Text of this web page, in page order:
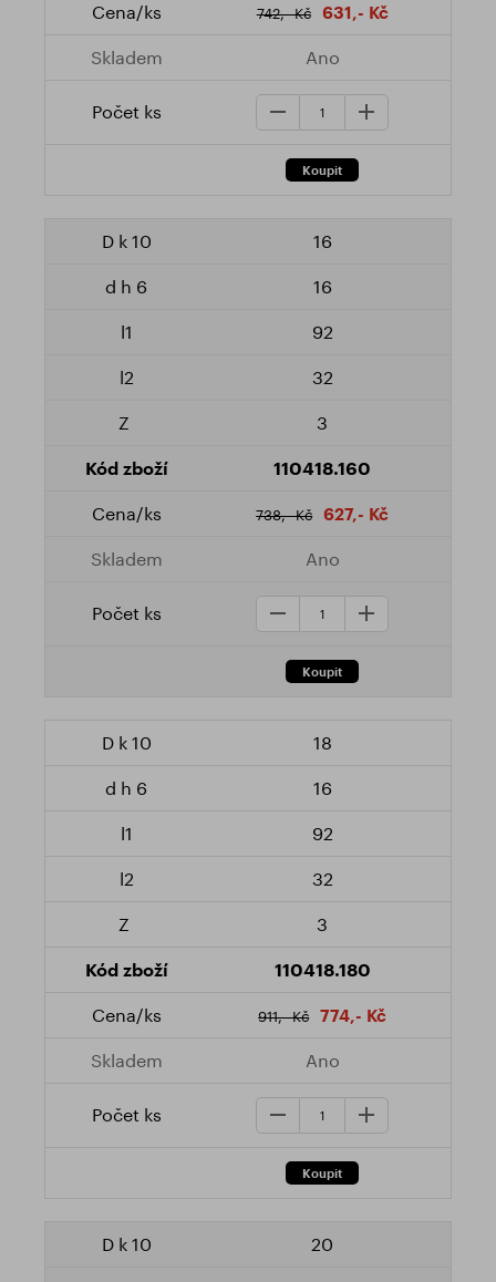
742,- Kč 631,- Kč
Ano
16
16
92
32
3
110418.160
738,- Kč 627,- Kč
Ano
18
16
92
32
3
110418.180
911,- Kč 774,- Kč
Ano
20